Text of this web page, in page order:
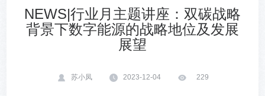
NEWS|行业月主题讲座：双碳战略
背景下数字能源的战略地位及发展
展望
苏小凤 2023-12-04 229